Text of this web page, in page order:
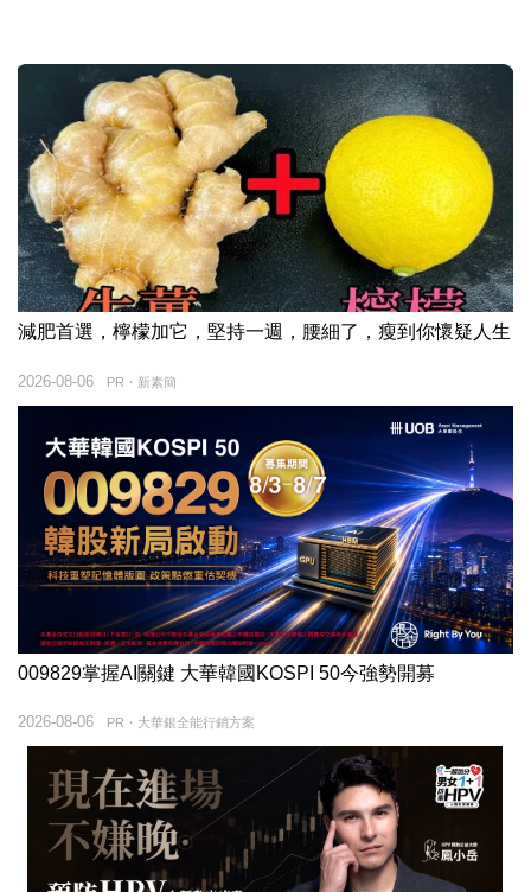
減肥首選，檸檬加它，堅持一週，腰細了，瘦到你懷疑人生
PR・新素簡
2026-08-06
009829掌握AI關鍵 大華韓國KOSPI 50今強勢開募
PR・大華銀全能行銷方案
2026-08-06